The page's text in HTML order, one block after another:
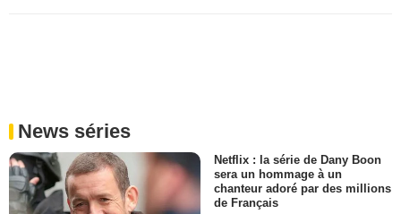
News séries
Netflix : la série de Dany Boon
sera un hommage à un
chanteur adoré par des millions
de Français